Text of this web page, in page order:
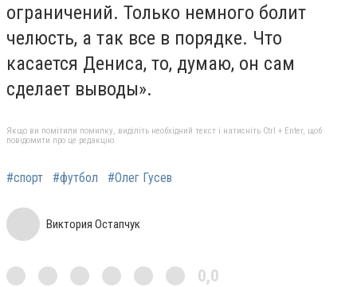
ограничений. Только немного болит
челюсть, а так все в порядке. Что
касается Дениса, то, думаю, он сам
сделает выводы».
Якщо ви помітили помилку, виділіть необхідний текст і натисніть Ctrl + Enter, щоб
повідомити про це редакцію
#спорт #футбол #Олег Гусев
Виктория Остапчук
0,0